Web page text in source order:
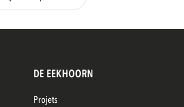
DE EEKHOORN
Projets